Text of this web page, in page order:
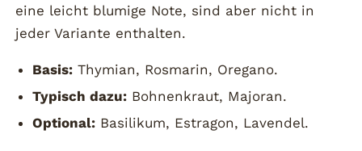
eine leicht blumige Note, sind aber nicht in
jeder Variante enthalten.
Basis:Thymian, Rosmarin, Oregano.
Typisch dazu:Bohnenkraut, Majoran.
Optional:Basilikum, Estragon, Lavendel.